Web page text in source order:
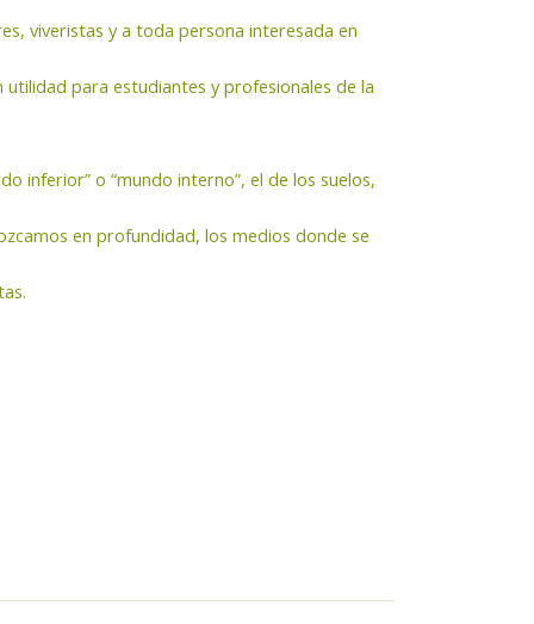
viveristas y a toda persona interesada en
para estudiantes y profesionales de la
inferior” o “mundo interno”, el de los suelos,
en profundidad, los medios donde se